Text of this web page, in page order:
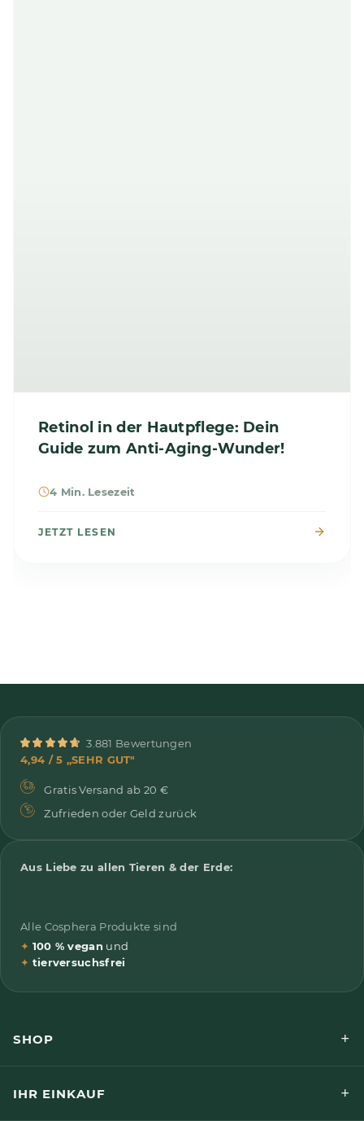
Retinol in der Hautpflege: Dein
Guide zum Anti-Aging-Wunder!
4 Min. Lesezeit
JETZT LESEN
3.881 Bewertungen
4,94 / 5 „SEHR GUT"
Gratis Versand ab 20 €
Zufrieden oder Geld zurück
Aus Liebe zu allen Tieren & der Erde:
Alle Cosphera Produkte sind
✦ 100 % vegan und
✦ tierversuchsfrei
SHOP +
IHR EINKAUF +